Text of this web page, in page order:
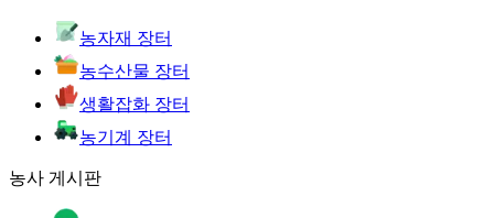
농자재 장터
농수산물 장터
생활잡화 장터
농기계 장터
농사 게시판